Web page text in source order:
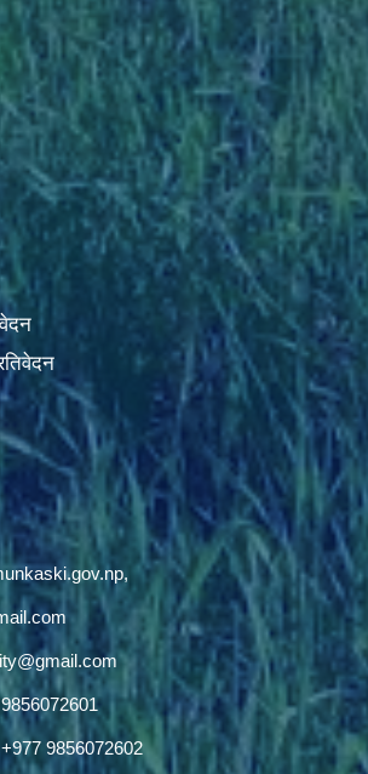
,
9856072602